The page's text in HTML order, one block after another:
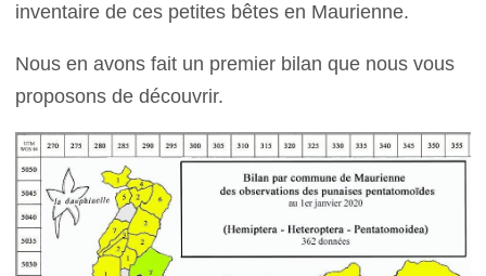
inventaire de ces petites bêtes en Maurienne.
Nous en avons fait un premier bilan que nous vous
proposons de découvrir.